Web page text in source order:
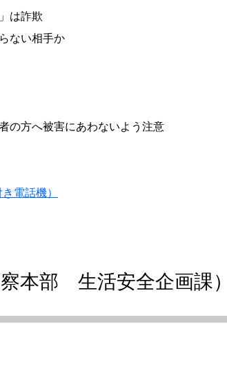
は詐欺
ない相手か
方へ被害にあわないよう注意
電話機）
察本部 生活安全企画課